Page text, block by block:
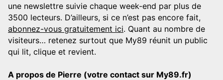
une newslettre suivie chaque week-end par plus de
3500 lecteurs. D’ailleurs, si ce n’est pas encore fait,
abonnez-vous gratuitement ici. Quant au nombre de
visiteurs… retenez surtout que My89 réunit un public
qui lit, clique et revient.
A propos de Pierre (votre contact sur My89.fr)